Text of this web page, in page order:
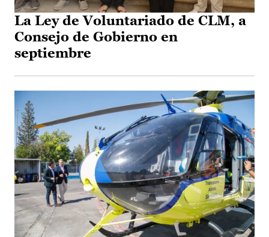
La Ley de Voluntariado de CLM, a
Consejo de Gobierno en
septiembre